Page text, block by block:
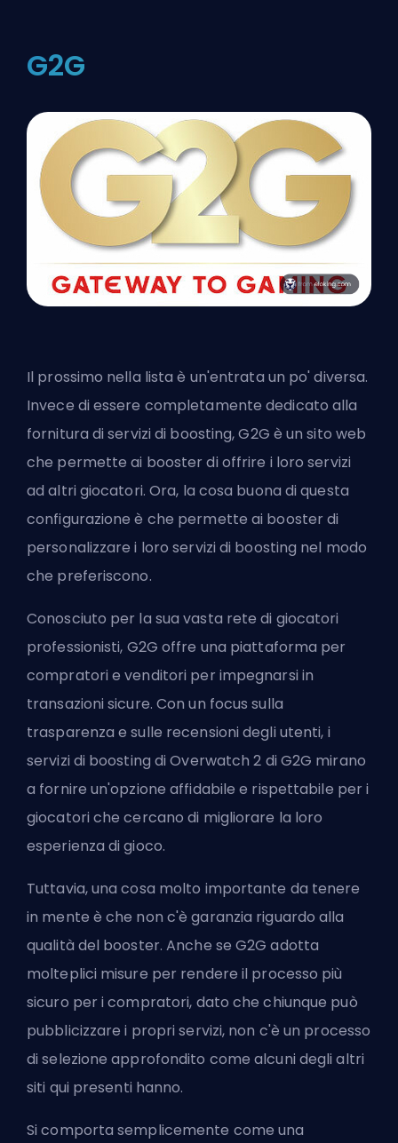
G2G
Il prossimo nella lista è un'entrata un po' diversa.
Invece di essere completamente dedicato alla
fornitura di servizi di boosting, G2G è un sito web
che permette ai booster di offrire i loro servizi
ad altri giocatori. Ora, la cosa buona di questa
configurazione è che permette ai booster di
personalizzare i loro servizi di boosting nel modo
che preferiscono.
Conosciuto per la sua vasta rete di giocatori
professionisti, G2G offre una piattaforma per
compratori e venditori per impegnarsi in
transazioni sicure. Con un focus sulla
trasparenza e sulle recensioni degli utenti, i
servizi di boosting di Overwatch 2 di G2G mirano
a fornire un'opzione affidabile e rispettabile per i
giocatori che cercano di migliorare la loro
esperienza di gioco.
Tuttavia, una cosa molto importante da tenere
in mente è che non c'è garanzia riguardo alla
qualità del booster. Anche se G2G adotta
molteplici misure per rendere il processo più
sicuro per i compratori, dato che chiunque può
pubblicizzare i propri servizi, non c'è un processo
di selezione approfondito come alcuni degli altri
siti qui presenti hanno.
Si comporta semplicemente come una